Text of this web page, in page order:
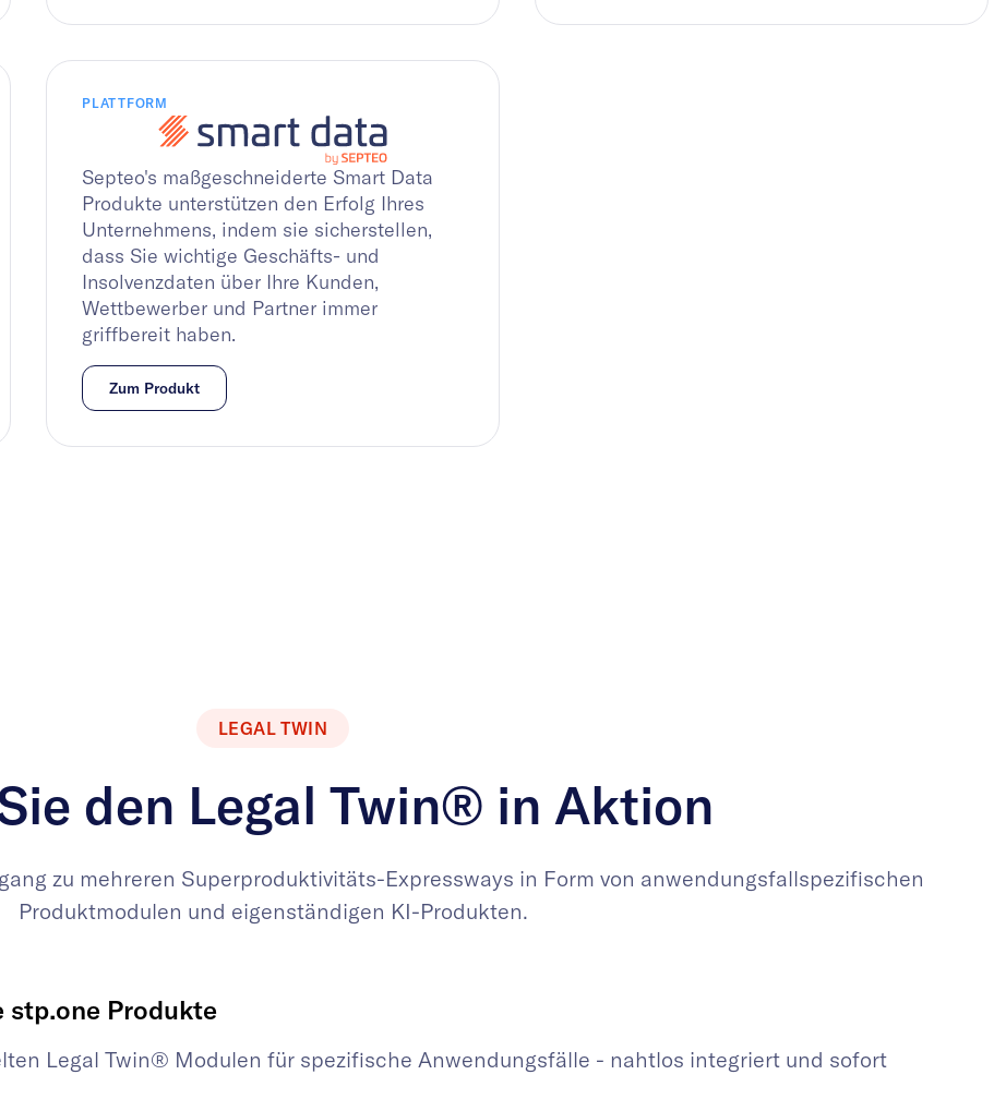
PLATTFORM
Septeo's maßgeschneiderte Smart Data
Produkte unterstützen den Erfolg Ihres
Unternehmens, indem sie sicherstellen,
dass Sie wichtige Geschäfts- und
Insolvenzdaten über Ihre Kunden,
Wettbewerber und Partner immer
griffbereit haben.
Zum Produkt
LEGAL TWIN
den Legal Twin® in Aktion
zu mehreren Superproduktivitäts-Expressways in Form von anwendungsfallspezifischen
Produktmodulen und eigenständigen KI-Produkten.
stp.one Produkte
Legal Twin® Modulen für spezifische Anwendungsfälle - nahtlos integriert und sofort